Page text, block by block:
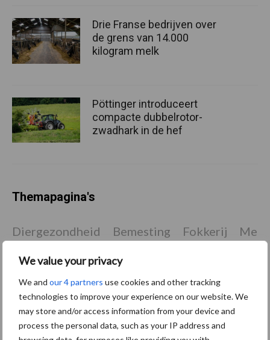
We value your privacy
We and our 4 partners use cookies and other tracking
technologies to improve your experience on our website. We
may store and/or access information from your device and
process the personal data, such as your IP address and
Drie Franse bedrijven over
de grens van 14.000
kilogram melk
Pöttinger introduceert
compacte dubbelrotor-
zwadhark in de hef
Themapagina's
Diergezondheid Bemesting Fokkerij
Bedrijfsnieuws
Ligbox &
Voerhekken